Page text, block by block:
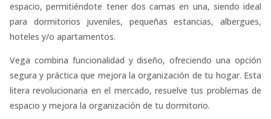
espacio, permitiéndote tener dos camas en una, siendo ideal
para dormitorios juveniles, pequeñas estancias, albergues,
hoteles y/o apartamentos.
Vega combina funcionalidad y diseño, ofreciendo una opción
segura y práctica que mejora la organización de tu hogar. Esta
litera revolucionaria en el mercado, resuelve tus problemas de
espacio y mejora la organización de tu dormitorio.